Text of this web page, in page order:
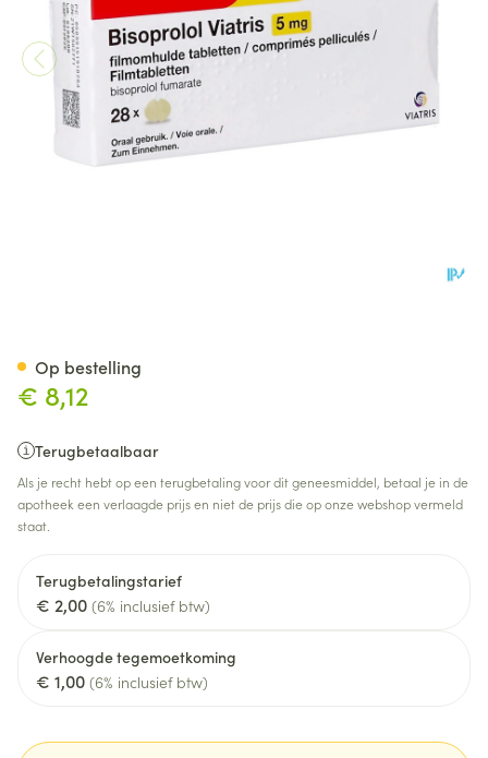
€ 8,12
Terugbetaalbaar
Als je recht hebt op een terugbetaling voor dit geneesmiddel, betaal je in de
apotheek een verlaagde prijs en niet de prijs die op onze webshop vermeld
staat.
Terugbetalingstarief
€ 2,00 (6% inclusief btw)
Verhoogde tegemoetkoming
€ 1,00 (6% inclusief btw)
Op bestelling